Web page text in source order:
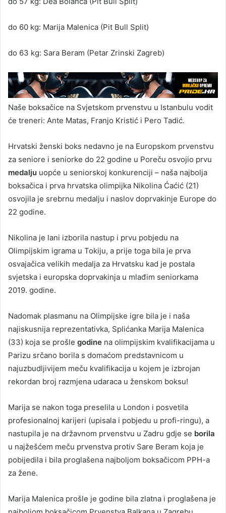
do 60 kg: Marija Malenica (Pit Bull Split)
do 63 kg: Sara Beram (Petar Zrinski Zagreb)
Naše boksačice na Svjetskom prvenstvu u Istanbulu vodit
će treneri: Ante Matas, Franjo Kristić i Pero Tadić.
Hrvatski ženski boks nedavno je na Europskom prvenstvu
za seniore i seniorke do 22 godine u Poreču osvojio prvu
medalju uopće u seniorskoj konkurenciji – naša najbolja
boksačica i prva hrvatska olimpijka Nikolina Ćaćić (21)
osvojila je srebrnu medalju i naslov doprvakinje Europe do
22 godine.
Nikolina je lani izborila nastup i prvu pobjedu na
Olimpijskim igrama u Tokiju, a prije toga bila je prva
osvajačica velikih medalja za Hrvatsku kad je postala
svjetska i europska doprvakinja u mlađim seniorkama
2019. godine.
Nadomak plasmanu na Olimpijske igre bila je i naša
najiskusnija reprezentativka, Splićanka Marija Malenica
(33) koja se prošle godine na olimpijskim kvalifikacijama u
Parizu srčano borila s domaćom predstavnicom u
najuzbudljivijem meču kvalifikacija u kojem je izbrojan
rekordan broj razmjena udaraca u ženskom boksu!
Marija se nakon toga preselila u London i posvetila
profesionalnoj karijeri (upisala i pobjedu u profi-ringu), a
nastupila je na državnom prvenstvu u Zadru gdje se borila
u najžešćem meču prvenstva protiv Sare Beram koja je
pobijedila i bila proglašena najboljom boksačicom PPH-a
za žene.
Marija Malenica prošle je godine bila zlatna i proglašena je